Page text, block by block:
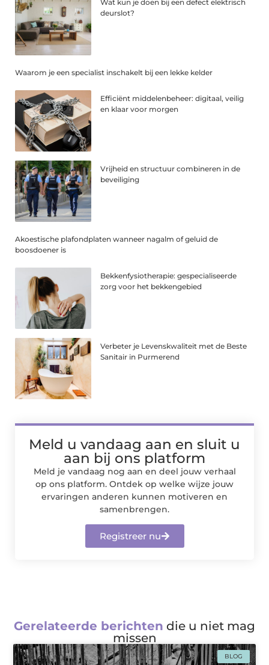
Wat kun je doen bij een defect elektrisch
deurslot?
Waarom je een specialist inschakelt bij een lekke kelder
Efficiënt middelenbeheer: digitaal, veilig
en klaar voor morgen
Vrijheid en structuur combineren in de
beveiliging
Akoestische plafondplaten wanneer nagalm of geluid de
boosdoener is
Bekkenfysiotherapie: gespecialiseerde
zorg voor het bekkengebied
Verbeter je Levenskwaliteit met de Beste
Sanitair in Purmerend
Meld u vandaag aan en sluit u
aan bij ons platform
Meld je vandaag nog aan en deel jouw verhaal
op ons platform. Ontdek op welke wijze jouw
ervaringen anderen kunnen motiveren en
samenbrengen.
Registreer nu
Gerelateerde berichten die u niet mag
missen
BLOG